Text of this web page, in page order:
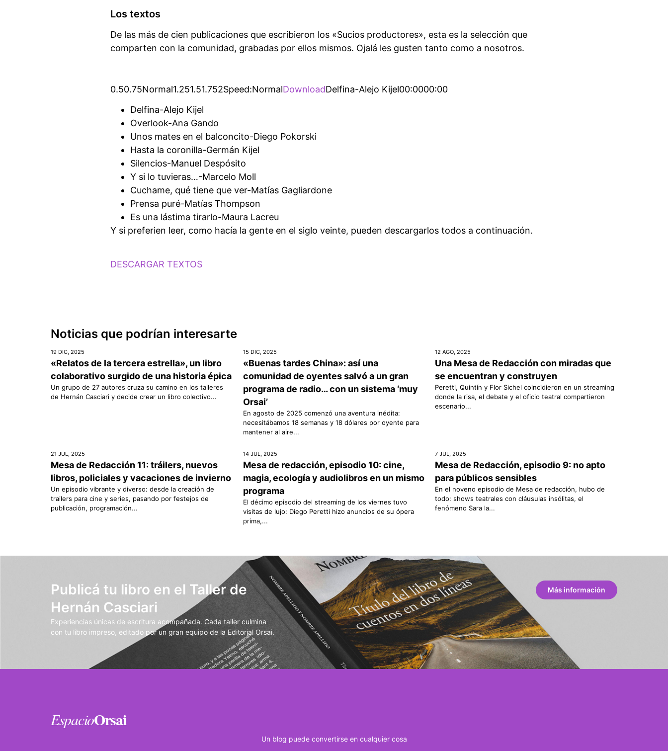
Los textos
De las más de cien publicaciones que escribieron los «Sucios productores», esta es la selección que
comparten con la comunidad, grabadas por ellos mismos. Ojalá les gusten tanto como a nosotros.
0.50.75Normal1.251.51.752Speed:NormalDownloadDelfina-Alejo Kijel00:0000:00
Delfina-Alejo Kijel
Overlook-Ana Gando
Unos mates en el balconcito-Diego Pokorski
Hasta la coronilla-Germán Kijel
Silencios-Manuel Despósito
Y si lo tuvieras…-Marcelo Moll
Cuchame, qué tiene que ver-Matías Gagliardone
Prensa puré-Matías Thompson
Es una lástima tirarlo-Maura Lacreu
Y si preferien leer, como hacía la gente en el siglo veinte, pueden descargarlos todos a continuación.
DESCARGAR TEXTOS
Noticias que podrían interesarte
19 DIC, 2025
«Relatos de la tercera estrella», un libro
colaborativo surgido de una historia épica
Un grupo de 27 autores cruza su camino en los talleres
de Hernán Casciari y decide crear un libro colectivo...
15 DIC, 2025
«Buenas tardes China»: así una
comunidad de oyentes salvó a un gran
programa de radio… con un sistema ‘muy
Orsai’
En agosto de 2025 comenzó una aventura inédita:
necesitábamos 18 semanas y 18 dólares por oyente para
mantener al aire...
12 AGO, 2025
Una Mesa de Redacción con miradas que
se encuentran y construyen
Peretti, Quintín y Flor Sichel coincidieron en un streaming
donde la risa, el debate y el oficio teatral compartieron
escenario...
21 JUL, 2025
Mesa de Redacción 11: tráilers, nuevos
libros, policiales y vacaciones de invierno
Un episodio vibrante y diverso: desde la creación de
trailers para cine y series, pasando por festejos de
publicación, programación...
14 JUL, 2025
Mesa de redacción, episodio 10: cine,
magia, ecología y audiolibros en un mismo
programa
El décimo episodio del streaming de los viernes tuvo
visitas de lujo: Diego Peretti hizo anuncios de su ópera
prima,...
7 JUL, 2025
Mesa de Redacción, episodio 9: no apto
para públicos sensibles
En el noveno episodio de Mesa de redacción, hubo de
todo: shows teatrales con cláusulas insólitas, el
fenómeno Sara la...
Publicá tu libro en el Taller de
Hernán Casciari
Experiencias únicas de escritura acompañada. Cada taller culmina
con tu libro impreso, editado por un gran equipo de la Editorial Orsai.
Más información
EspacioOrsai
Un blog puede convertirse en cualquier cosa